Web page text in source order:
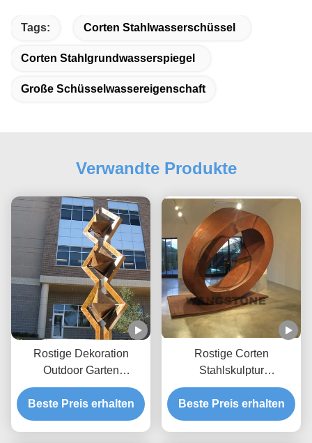
Tags: Corten Stahlwasserschüssel
Corten Stahlgrundwasserspiegel
Große Schüsselwassereigenschaft
Verwandte Produkte
Rostige Dekoration
Outdoor Garten
Wasserbrunnen
Cortenstahl Skulptur
Beste Preis erhalten
Rostige Corten
Stahlskulptur
Wasserbrunnen für
Außendekoration
Beste Preis erhalten